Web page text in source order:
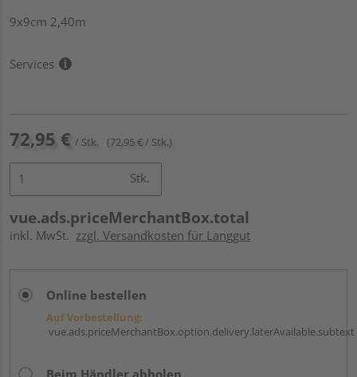
9x9cm 2,40m
Services
72,95 € / Stk. (72,95 € / Stk.)
Stk.
vue.ads.priceMerchantBox.total
inkl. MwSt. zzgl. Versandkosten für Langgut
Online bestellen
Auf Vorbestellung:
vue.ads.priceMerchantBox.option.delivery.laterAvailable.subtext
Beim Händler abholen